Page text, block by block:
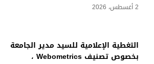
2 أغسطس، 2026
التغطية الإعلامية للسيد مدير الجامعة
بخصوص تصنيف Webometrics ،